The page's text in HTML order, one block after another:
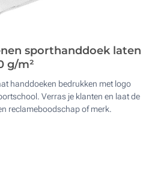
sporthanddoek laten
g/m²
handdoeken bedrukken met logo
Verras je klanten en laat de
reclameboodschap of merk.